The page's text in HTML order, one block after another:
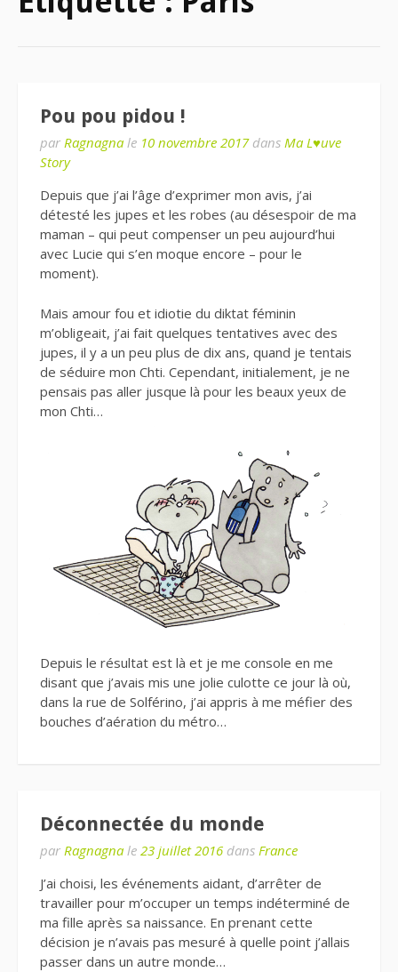
Pou pou pidou !
par Ragnagna le 10 novembre 2017dans Ma L♥uve
Story
Depuis que j’ai l’âge d’exprimer mon avis, j’ai
détesté les jupes et les robes (au désespoir de ma
maman – qui peut compenser un peu aujourd’hui
avec Lucie qui s’en moque encore – pour le
moment).
Mais amour fou et idiotie du diktat féminin
m’obligeait, j’ai fait quelques tentatives avec des
jupes, il y a un peu plus de dix ans, quand je tentais
de séduire mon Chti. Cependant, initialement, je ne
pensais pas aller jusque là pour les beaux yeux de
mon Chti…
Depuis le résultat est là et je me console en me
disant que j’avais mis une jolie culotte ce jour là où,
dans la rue de Solférino, j’ai appris à me méfier des
bouches d’aération du métro…
Déconnectée du monde
par Ragnagna le 23 juillet 2016 dans France
J’ai choisi, les événements aidant, d’arrêter de
travailler pour m’occuper un temps indéterminé de
ma fille après sa naissance. En prenant cette
décision je n’avais pas mesuré à quelle point j’allais
passer dans un autre monde…